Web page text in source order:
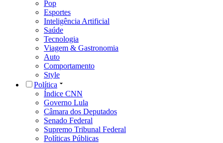
Pop
Esportes
Inteligência Artificial
Saúde
Tecnologia
Viagem & Gastronomia
Auto
Comportamento
Style
Política
Índice CNN
Governo Lula
Câmara dos Deputados
Senado Federal
Supremo Tribunal Federal
Políticas Públicas